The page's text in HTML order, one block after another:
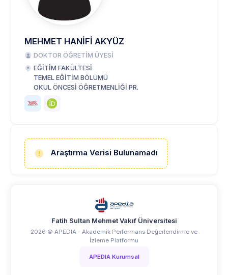
MEHMET HANİFİ AKYÜZ
DOKTOR ÖĞRETİM ÜYESİ
EĞİTİM FAKÜLTESİ
TEMEL EĞİTİM BÖLÜMÜ
OKUL ÖNCESİ ÖĞRETMENLİĞİ PR.
Araştırma Verisi Bulunamadı
Fatih Sultan Mehmet Vakıf Üniversitesi
2026 © APEDIA - Akademik Performans Değerlendirme ve
İzleme Platformu
APEDIA Kurumsal